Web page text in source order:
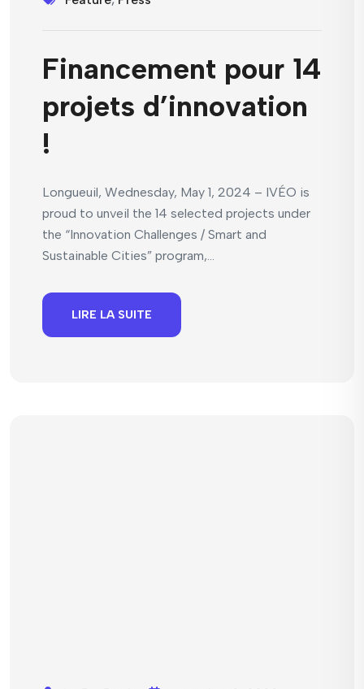
Financement pour 14
projets d’innovation
!
Longueuil, Wednesday, May 1, 2024 – IVÉO is
proud to unveil the 14 selected projects under
the “Innovation Challenges / Smart and
Sustainable Cities” program,...
LIRE LA SUITE